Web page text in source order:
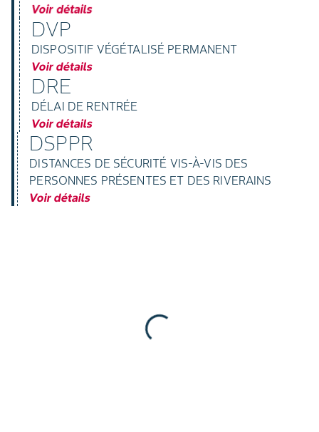
Voir détails
DVP
DISPOSITIF VÉGÉTALISÉ PERMANENT
Voir détails
DRE
DÉLAI DE RENTRÉE
Voir détails
DSPPR
DISTANCES DE SÉCURITÉ VIS-À-VIS DES
PERSONNES PRÉSENTES ET DES RIVERAINS
Voir détails